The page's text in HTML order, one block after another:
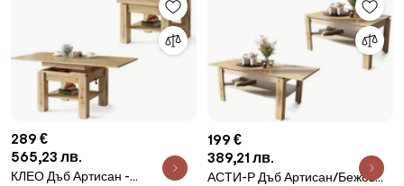
289 €
565,23 лв.
КЛЕО Дъб Артисан -
199 €
389,21 лв.
АСТИ-Р Дъб Артисан/Бежов